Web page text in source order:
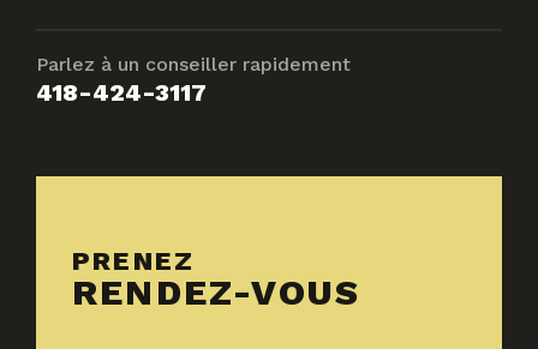
Parlez à un conseiller rapidement
418-424-3117
PRENEZ
RENDEZ-VOUS